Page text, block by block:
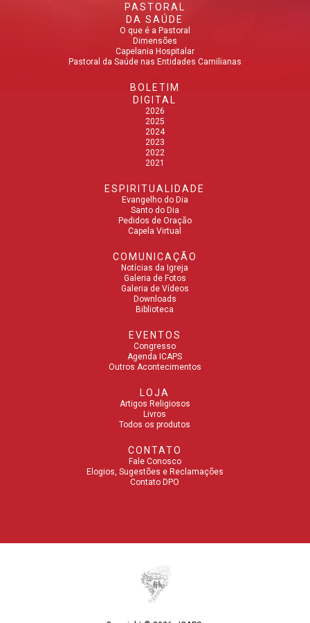
PASTORAL
DA SAÚDE
O que é a Pastoral
Dimensões
Capelania Hospitalar
Pastoral da Saúde nas Entidades Camilianas
BOLETIM
DIGITAL
2026
2025
2024
2023
2022
2021
ESPIRITUALIDADE
Evangelho do Dia
Santo do Dia
Pedidos de Oração
Capela Virtual
COMUNICAÇÃO
Notícias da Igreja
Galeria de Fotos
Galeria de Vídeos
Downloads
Biblioteca
EVENTOS
Congresso
Agenda ICAPS
Outros Acontecimentos
LOJA
Artigos Religiosos
Livros
Todos os produtos
CONTATO
Fale Conosco
Elogios, Sugestões e Reclamações
Contato DPO